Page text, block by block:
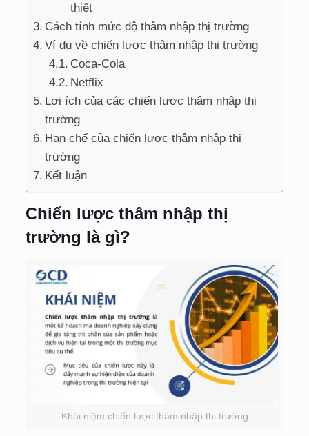
thiết
Cách tính mức độ thâm nhập thị trường
Ví dụ về chiến lược thâm nhập thị trường
Coca-Cola
Netflix
Lợi ích của các chiến lược thâm nhập thị
trường
Hạn chế của chiến lược thâm nhập thị
trường
Kết luận
Chiến lược thâm nhập thị
trường là gì?
Khái niệm chiến lược thâm nhập thị trường